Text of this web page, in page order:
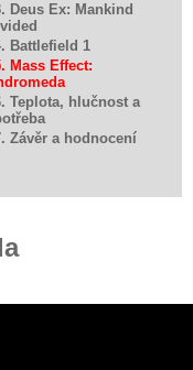
Deus Ex: Mankind
Battlefield 1
Mass Effect:
Teplota, hlučnost a
Závěr a hodnocení